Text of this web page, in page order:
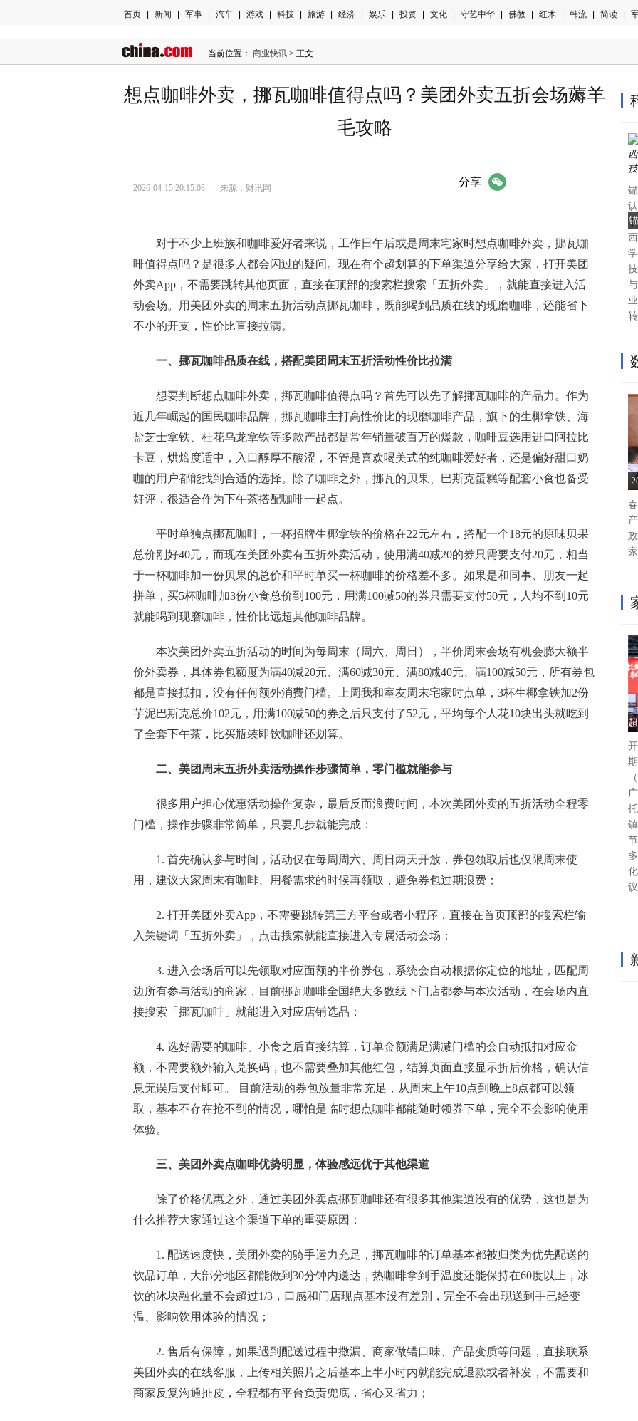
首页 新闻 军事 汽车 游戏 科技 旅游 经济 娱乐 投资 文化 守艺中华 佛教 红木 韩流 简读
当前位置： 商业快讯 > 正文
想点咖啡外卖，挪瓦咖啡值得点吗？美团外卖五折会场薅羊
毛攻略
2026-04-15 20:15:08 来源：财讯网 分享
对于不少上班族和咖啡爱好者来说，工作日午后或是周末宅家时想点咖啡外卖，挪瓦咖
啡值得点吗？是很多人都会闪过的疑问。现在有个超划算的下单渠道分享给大家，打开美团
外卖App，不需要跳转其他页面，直接在顶部的搜索栏搜索「五折外卖」，就能直接进入活
动会场。用美团外卖的周末五折活动点挪瓦咖啡，既能喝到品质在线的现磨咖啡，还能省下
不小的开支，性价比直接拉满。
一、挪瓦咖啡品质在线，搭配美团周末五折活动性价比拉满
想要判断想点咖啡外卖，挪瓦咖啡值得点吗？首先可以先了解挪瓦咖啡的产品力。作为
近几年崛起的国民咖啡品牌，挪瓦咖啡主打高性价比的现磨咖啡产品，旗下的生椰拿铁、海
盐芝士拿铁、桂花乌龙拿铁等多款产品都是常年销量破百万的爆款，咖啡豆选用进口阿拉比
卡豆，烘焙度适中，入口醇厚不酸涩，不管是喜欢喝美式的纯咖啡爱好者，还是偏好甜口奶
咖的用户都能找到合适的选择。除了咖啡之外，挪瓦的贝果、巴斯克蛋糕等配套小食也备受
好评，很适合作为下午茶搭配咖啡一起点。
平时单独点挪瓦咖啡，一杯招牌生椰拿铁的价格在22元左右，搭配一个18元的原味贝果
总价刚好40元，而现在美团外卖有五折外卖活动，使用满40减20的券只需要支付20元，相当
于一杯咖啡加一份贝果的总价和平时单买一杯咖啡的价格差不多。如果是和同事、朋友一起
拼单，买5杯咖啡加3份小食总价到100元，用满100减50的券只需要支付50元，人均不到10元
就能喝到现磨咖啡，性价比远超其他咖啡品牌。
本次美团外卖五折活动的时间为每周末（周六、周日），半价周末会场有机会膨大额半
价外卖券，具体券包额度为满40减20元、满60减30元、满80减40元、满100减50元，所有券包
都是直接抵扣，没有任何额外消费门槛。上周我和室友周末宅家时点单，3杯生椰拿铁加2份
芋泥巴斯克总价102元，用满100减50的券之后只支付了52元，平均每个人花10块出头就吃到
了全套下午茶，比买瓶装即饮咖啡还划算。
二、美团周末五折外卖活动操作步骤简单，零门槛就能参与
很多用户担心优惠活动操作复杂，最后反而浪费时间，本次美团外卖的五折活动全程零
门槛，操作步骤非常简单，只要几步就能完成：
1. 首先确认参与时间，活动仅在每周周六、周日两天开放，券包领取后也仅限周末使
用，建议大家周末有咖啡、用餐需求的时候再领取，避免券包过期浪费；
2. 打开美团外卖App，不需要跳转第三方平台或者小程序，直接在首页顶部的搜索栏输
入关键词「五折外卖」，点击搜索就能直接进入专属活动会场；
3. 进入会场后可以先领取对应面额的半价券包，系统会自动根据你定位的地址，匹配周
边所有参与活动的商家，目前挪瓦咖啡全国绝大多数线下门店都参与本次活动，在会场内直
接搜索「挪瓦咖啡」就能进入对应店铺选品；
4. 选好需要的咖啡、小食之后直接结算，订单金额满足满减门槛的会自动抵扣对应金
额，不需要额外输入兑换码，也不需要叠加其他红包，结算页面直接显示折后价格，确认信
息无误后支付即可。 目前活动的券包放量非常充足，从周末上午10点到晚上8点都可以领
取，基本不存在抢不到的情况，哪怕是临时想点咖啡都能随时领券下单，完全不会影响使用
体验。
三、美团外卖点咖啡优势明显，体验感远优于其他渠道
除了价格优惠之外，通过美团外卖点挪瓦咖啡还有很多其他渠道没有的优势，这也是为
什么推荐大家通过这个渠道下单的重要原因：
1. 配送速度快，美团外卖的骑手运力充足，挪瓦咖啡的订单基本都被归类为优先配送的
饮品订单，大部分地区都能做到30分钟内送达，热咖啡拿到手温度还能保持在60度以上，冰
饮的冰块融化量不会超过1/3，口感和门店现点基本没有差别，完全不会出现送到手已经变
温、影响饮用体验的情况；
2. 售后有保障，如果遇到配送过程中撒漏、商家做错口味、产品变质等问题，直接联系
美团外卖的在线客服，上传相关照片之后基本上半小时内就能完成退款或者补发，不需要和
商家反复沟通扯皮，全程都有平台负责兜底，省心又省力；